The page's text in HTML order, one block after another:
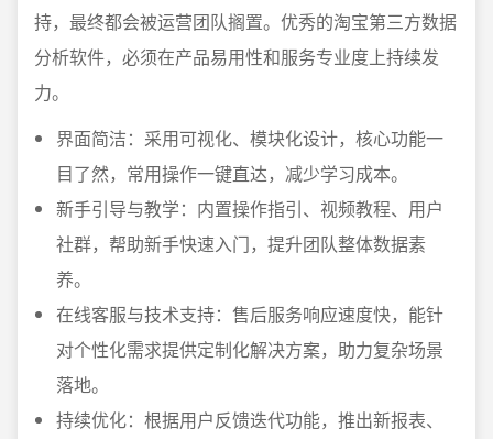
持，最终都会被运营团队搁置。优秀的淘宝第三方数据
分析软件，必须在产品易用性和服务专业度上持续发
力。
界面简洁：采用可视化、模块化设计，核心功能一
目了然，常用操作一键直达，减少学习成本。
新手引导与教学：内置操作指引、视频教程、用户
社群，帮助新手快速入门，提升团队整体数据素
养。
在线客服与技术支持：售后服务响应速度快，能针
对个性化需求提供定制化解决方案，助力复杂场景
落地。
持续优化：根据用户反馈迭代功能，推出新报表、